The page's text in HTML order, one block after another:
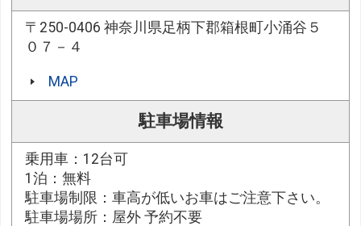
〒250-0406 神奈川県足柄下郡箱根町小涌谷５
０７－４
MAP
駐車場情報
乗用車：12台可
1泊：無料
駐車場制限：車高が低いお車はご注意下さい。
駐車場場所：屋外 予約不要